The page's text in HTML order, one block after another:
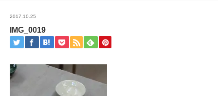
2017.10.25
IMG_0019